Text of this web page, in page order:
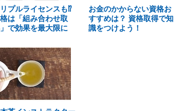
リプルライセンスも⁉
は「組み合わせ取
で効果を最大限に
お金のかからない資格お
すすめは？ 資格取得で知
識をつけよう！